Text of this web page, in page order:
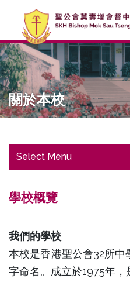
關於本校
Select Menu
學校概覽
我們的學校
本校是香港聖公會32所中
字命名。成立於1975年，